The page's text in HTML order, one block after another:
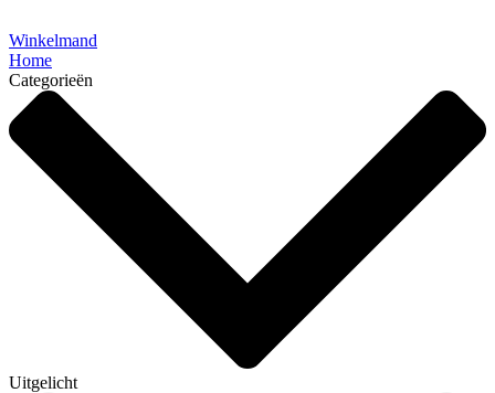
Winkelmand
Home
Categorieën
Uitgelicht